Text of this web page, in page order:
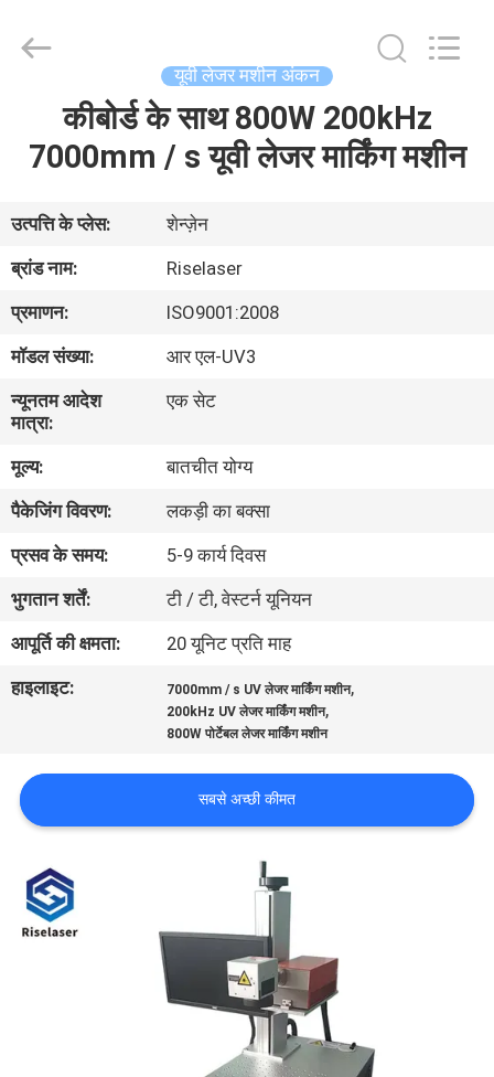
वीआर
शो
हमारे
बारे
कारखाना
भ्रमण
गुणवत्ता
करें
उद्धरण
की
Technology
यूवी लेजर मशीन अंकन
कीबोर्ड के साथ 800W 200kHz
7000mm / s यूवी लेजर मार्किंग मशीन
उत्पत्ति के प्लेस:
शेन्ज़ेन
ब्रांड नाम:
Riselaser
प्रमाणन:
ISO9001:2008
मॉडल संख्या:
आर एल-UV3
न्यूनतम आदेश
मात्रा:
एक सेट
मूल्य:
बातचीत योग्य
पैकेजिंग विवरण:
लकड़ी का बक्सा
प्रसव के समय:
5-9 कार्य दिवस
भुगतान शर्तें:
टी / टी, वेस्टर्न यूनियन
आपूर्ति की क्षमता:
20 यूनिट प्रति माह
हाइलाइट:
7000mm / s UV लेजर मार्किंग मशीन,
200kHz UV लेजर मार्किंग मशीन,
800W पोर्टेबल लेजर मार्किंग मशीन
सबसे अच्छी कीमत